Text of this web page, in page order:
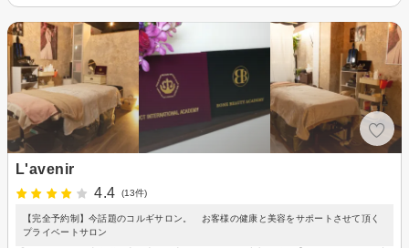
L'avenir
4.4
(13件)
【完全予約制】今話題のコルギサロン。 お客様の健康と美容をサポートさせて頂く
プライベートサロン